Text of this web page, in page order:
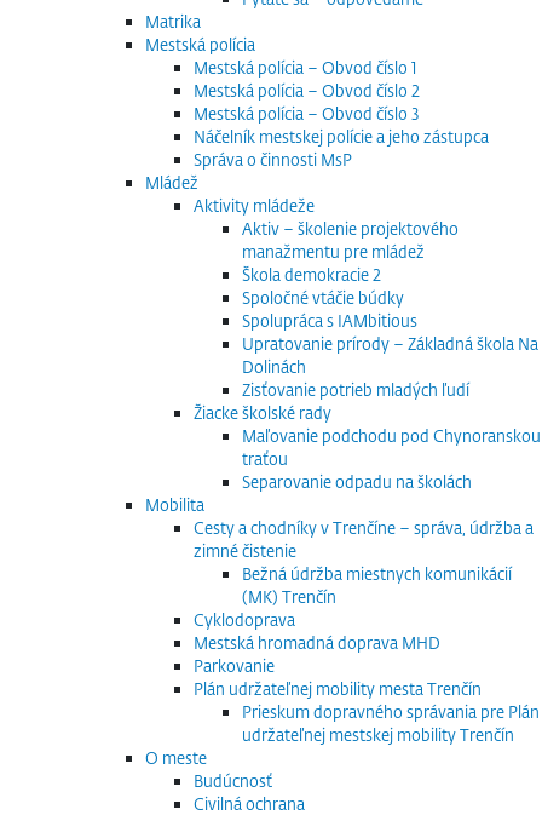
Matrika
Mestská polícia
Mestská polícia – Obvod číslo 1
Mestská polícia – Obvod číslo 2
Mestská polícia – Obvod číslo 3
Náčelník mestskej polície a jeho zástupca
Správa o činnosti MsP
Mládež
Aktivity mládeže
Aktiv – školenie projektového
manažmentu pre mládež
Škola demokracie 2
Spoločné vtáčie búdky
Spolupráca s IAMbitious
Upratovanie prírody – Základná škola Na
Dolinách
Zisťovanie potrieb mladých ľudí
Žiacke školské rady
Maľovanie podchodu pod Chynoranskou
traťou
Separovanie odpadu na školách
Mobilita
Cesty a chodníky v Trenčíne – správa, údržba a
zimné čistenie
Bežná údržba miestnych komunikácií
(MK) Trenčín
Cyklodoprava
Mestská hromadná doprava MHD
Parkovanie
Plán udržateľnej mobility mesta Trenčín
Prieskum dopravného správania pre Plán
udržateľnej mestskej mobility Trenčín
O meste
Budúcnosť
Civilná ochrana